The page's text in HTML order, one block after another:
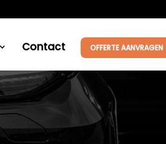
Contact OFFERTE AANVRAGEN